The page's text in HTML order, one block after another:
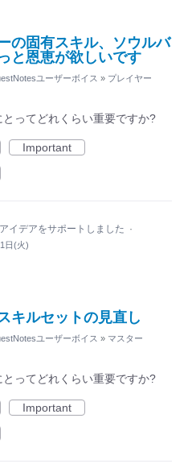
の固有スキル、ソウルバ
と恩恵が欲しいです
ユーザーボイス » プレイヤー
とってどれくらい重要ですか?
Important
イデアをサポートしました ·
日(火)
キルセットの見直し
ユーザーボイス » マスター
とってどれくらい重要ですか?
Important